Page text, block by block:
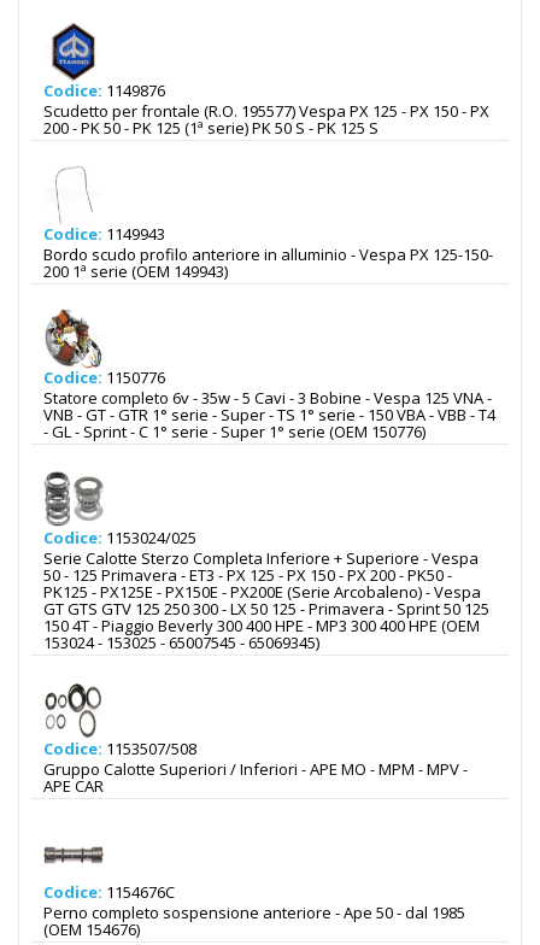
Codice: 1149876
Scudetto per frontale (R.O. 195577) Vespa PX 125 - PX 150 - PX
200 - PK 50 - PK 125 (1ª serie) PK 50 S - PK 125 S
Codice: 1149943
Bordo scudo profilo anteriore in alluminio - Vespa PX 125-150-
200 1ª serie (OEM 149943)
Codice: 1150776
Statore completo 6v - 35w - 5 Cavi - 3 Bobine - Vespa 125 VNA -
VNB - GT - GTR 1° serie - Super - TS 1° serie - 150 VBA - VBB - T4
- GL - Sprint - C 1° serie - Super 1° serie (OEM 150776)
Codice: 1153024/025
Serie Calotte Sterzo Completa Inferiore + Superiore - Vespa
50 - 125 Primavera - ET3 - PX 125 - PX 150 - PX 200 - PK50 -
PK125 - PX125E - PX150E - PX200E (Serie Arcobaleno) - Vespa
GT GTS GTV 125 250 300 - LX 50 125 - Primavera - Sprint 50 125
150 4T - Piaggio Beverly 300 400 HPE - MP3 300 400 HPE (OEM
153024 - 153025 - 65007545 - 65069345)
Codice: 1153507/508
Gruppo Calotte Superiori / Inferiori - APE MO - MPM - MPV -
APE CAR
Codice: 1154676C
Perno completo sospensione anteriore - Ape 50 - dal 1985
(OEM 154676)